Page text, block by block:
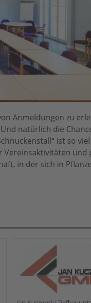
Anmeldungen zu
natürlich die
ist so
Vereinsaktivitäten und
in der sich in